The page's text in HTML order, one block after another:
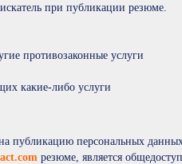
при публикации резюме.
противозаконные услуги
какие-либо услуги
публикацию персональных
резюме, является